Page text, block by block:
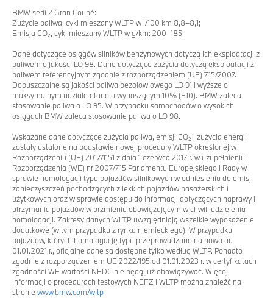
BMW serii 2 Gran Coupé:
Zużycie paliwa, cykl mieszany WLTP w l/100 km 8,8–8,1;
Emisja CO₂, cykl mieszany WLTP w g/km: 200–185.
Dane dotyczące osiągów silników benzynowych dotyczą ich eksploatacji z
paliwem o jakości LO 98. Dane dotyczące zużycia dotyczą eksploatacji z
paliwem referencyjnym zgodnie z rozporządzeniem (UE) 715/2007.
Dopuszczalne są jakości paliwa bezołowiowego LO 91 i wyższe o
maksymalnym udziale etanolu wynoszącym 10% (E10). BMW zaleca
stosowanie paliwa o LO 95. W przypadku samochodów o wysokich
osiągach BMW zaleca stosowanie paliwa o LO 98.
Wskazane dane dotyczące zużycia paliwa, emisji CO₂ i zużycia energii
zostały ustalone na podstawie nowej procedury WLTP określonej w
Rozporządzeniu (UE) 2017/1151 z dnia 1 czerwca 2017 r. w uzupełnieniu
Rozporządzenia (WE) nr 2007/715 Parlamentu Europejskiego i Rady w
sprawie homologacji typu pojazdów silnikowych w odniesieniu do emisji
zanieczyszczeń pochodzących z lekkich pojazdów pasażerskich i
użytkowych oraz w sprawie dostępu do informacji dotyczących naprawy i
utrzymania pojazdów w brzmieniu obowiązującym w chwili udzielenia
homologacji. Zakresy danych WLTP uwzględniają wszelkie wyposażenie
dodatkowe (w tym przypadku z rynku niemieckiego). W przypadku
pojazdów, których homologację typu przeprowadzono na nowo od
01.01.2021 r., oficjalne dane są dostępne tylko według WLTP. Ponadto
zgodnie z rozporządzeniem UE 2022/195 od 01.01.2023 r. w certyfikatach
zgodności WE wartości NEDC nie będą już obowiązywać. Więcej
informacji o procedurach testowych NEFZ i WLTP można znaleźć na
stronie www.bmw.com/wltp